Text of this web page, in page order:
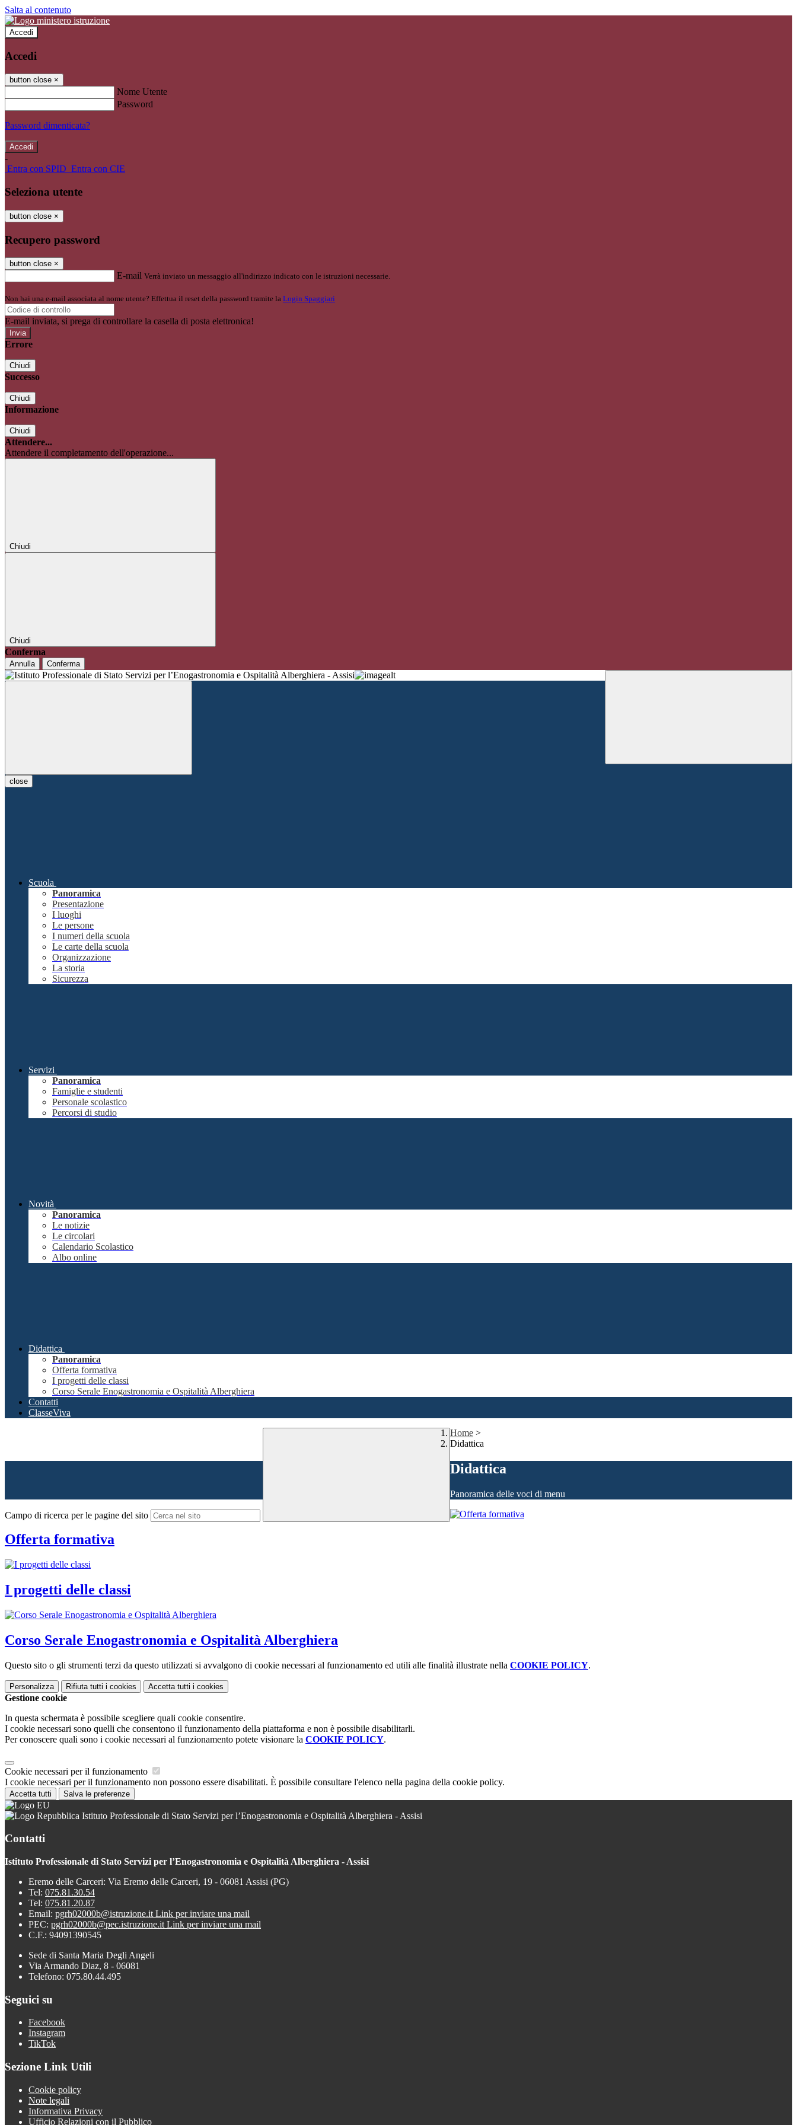
Salta al contenuto
Accedi
Accedi
button close ×
Nome Utente
Password
Password dimenticata?
-
Entra con SPID Entra con CIE
Seleziona utente
button close ×
Recupero password
button close ×
E-mail Verrà inviato un messaggio all'indirizzo indicato con le istruzioni necessarie.
Non hai una e-mail associata al nome utente? Effettua il reset della password tramite la Login Spaggiari
E-mail inviata, si prega di controllare la casella di posta elettronica!
Errore
Chiudi
Successo
Chiudi
Informazione
Chiudi
Attendere...
Attendere il completamento dell'operazione...
Chiudi
Chiudi
Conferma
Annulla Conferma
close
Scuola
Panoramica
Presentazione
I luoghi
Le persone
I numeri della scuola
Le carte della scuola
Organizzazione
La storia
Sicurezza
Servizi
Panoramica
Famiglie e studenti
Personale scolastico
Percorsi di studio
Novità
Panoramica
Le notizie
Le circolari
Calendario Scolastico
Albo online
Didattica
Panoramica
Offerta formativa
I progetti delle classi
Corso Serale Enogastronomia e Ospitalità Alberghiera
Contatti
ClasseViva
Campo di ricerca per le pagine del sito
Home >
Didattica
Didattica
Panoramica delle voci di menu
Offerta formativa
I progetti delle classi
Corso Serale Enogastronomia e Ospitalità Alberghiera
Questo sito o gli strumenti terzi da questo utilizzati si avvalgono di cookie necessari al funzionamento ed utili alle finalità illustrate nella COOKIE POLICY.
Personalizza Rifiuta tutti i cookies Accetta tutti i cookies
Gestione cookie
In questa schermata è possibile scegliere quali cookie consentire.
I cookie necessari sono quelli che consentono il funzionamento della piattaforma e non è possibile disabilitarli.
Per conoscere quali sono i cookie necessari al funzionamento potete visionare la COOKIE POLICY.
Cookie necessari per il funzionamento
I cookie necessari per il funzionamento non possono essere disabilitati. È possibile consultare l'elenco nella pagina della cookie policy.
Accetta tutti Salva le preferenze
Istituto Professionale di Stato Servizi per l’Enogastronomia e Ospitalità Alberghiera - Assisi
Contatti
Istituto Professionale di Stato Servizi per l’Enogastronomia e Ospitalità Alberghiera - Assisi
Eremo delle Carceri: Via Eremo delle Carceri, 19 - 06081 Assisi (PG)
Tel: 075.81.30.54
Tel: 075.81.20.87
Email: pgrh02000b@istruzione.it Link per inviare una mail
PEC: pgrh02000b@pec.istruzione.it Link per inviare una mail
C.F.: 94091390545
Sede di Santa Maria Degli Angeli
Via Armando Diaz, 8 - 06081
Telefono: 075.80.44.495
Seguici su
Facebook
Instagram
TikTok
Sezione Link Utili
Cookie policy
Note legali
Informativa Privacy
Ufficio Relazioni con il Pubblico